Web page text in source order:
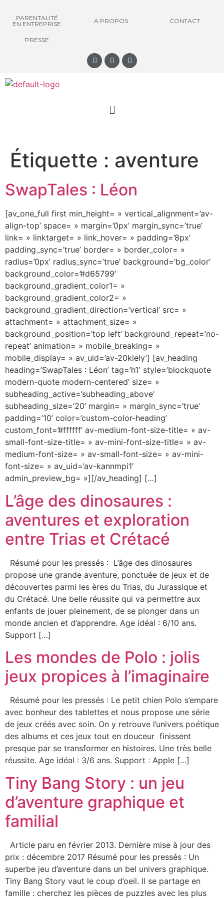
PARENTALITÉ
EN ENTREPRISE
A PROPOS CONTACT
PRESSE
Étiquette : aventure
SwapTales : Léon
[av_one_full first min_height= » vertical_alignment=’av-
align-top’ space= » margin=’0px’ margin_sync=’true’
link= » linktarget= » link_hover= » padding=’8px’
padding_sync=’true’ border= » border_color= »
radius=’0px’ radius_sync=’true’ background=’bg_color’
background_color=’#d65799′
background_gradient_color1= »
background_gradient_color2= »
background_gradient_direction=’vertical’ src= »
attachment= » attachment_size= »
background_position=’top left’ background_repeat=’no-
repeat’ animation= » mobile_breaking= »
mobile_display= » av_uid=’av-20kiely’] [av_heading
heading=’SwapTales : Léon’ tag=’h1′ style=’blockquote
modern-quote modern-centered’ size= »
subheading_active=’subheading_above’
subheading_size=’20’ margin= » margin_sync=’true’
padding=’10’ color=’custom-color-heading’
custom_font=’#ffffff’ av-medium-font-size-title= » av-
small-font-size-title= » av-mini-font-size-title= » av-
medium-font-size= » av-small-font-size= » av-mini-
font-size= » av_uid=’av-kannmpi1′
admin_preview_bg= »][/av_heading] […]
L’âge des dinosaures :
aventures et exploration
entre Trias et Crétacé
Résumé pour les pressés : L’âge des dinosaures
propose une grande aventure, ponctuée de jeux et de
découvertes parmi les ères du Trias, du Jurassique et
du Crétacé. Une belle réussite qui va permettre aux
enfants de jouer pleinement, de se plonger dans un
monde ancien et d’apprendre. Age idéal : 6/10 ans.
Support […]
Les mondes de Polo : jolis
jeux propices à l’imaginaire
Résumé pour les pressés : Le petit chien Polo s’empare
avec bonheur des tablettes et nous propose une série
de jeux créés avec soin. On y retrouve l’univers poétique
des albums et ces jeux tout en douceur finissent
presque par se transformer en histoires. Une très belle
réussite. Age idéal : 3/6 ans. Support : Apple […]
Tiny Bang Story : un jeu
d’aventure graphique et
familial
Article paru en février 2013. Dernière mise à jour des
prix : décembre 2017 Résumé pour les pressés : Un
superbe jeu d’aventure dans un bel univers graphique.
Tiny Bang Story vaut le coup d’oeil. Il se partage en
famille : cherchez les pièces de puzzles avec les plus